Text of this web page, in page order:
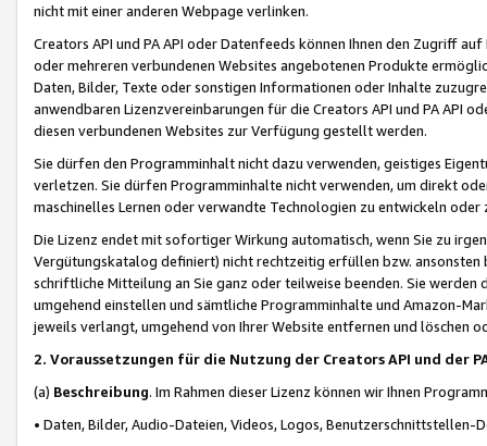
nicht mit einer anderen Webpage verlinken.
Creators API und PA API oder Datenfeeds können Ihnen den Zugriff
oder mehreren verbundenen Websites angebotenen Produkte
Daten, Bilder, Texte oder sonstigen Informationen oder Inhalte
anwendbaren Lizenzvereinbarungen für die Creators API und PA API
diesen verbundenen Websites zur Verfügung gestellt werden.
Sie dürfen den Programminhalt nicht dazu verwenden, geistiges
verletzen. Sie dürfen Programminhalte nicht verwenden, um direkt
maschinelles Lernen oder verwandte Technologien zu entwickeln
Die Lizenz endet mit sofortiger Wirkung automatisch, wenn Sie zu
Vergütungskatalog definiert) nicht rechtzeitig erfüllen bzw. ansonsten
schriftliche Mitteilung an Sie ganz oder teilweise beenden. Sie werden
umgehend einstellen und sämtliche Programminhalte und Amazon-
jeweils verlangt, umgehend von Ihrer Website entfernen und löschen
2. Voraussetzungen für die Nutzung der Creators API und der
(a) Beschreibung. Im Rahmen dieser Lizenz können wir Ihnen
• Daten, Bilder, Audio-Dateien, Videos, Logos, Benutzerschnittstellen-